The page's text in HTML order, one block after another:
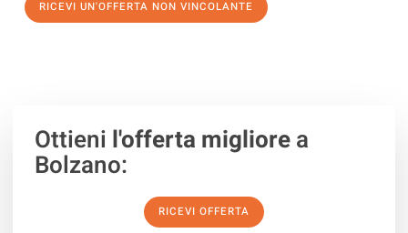
RICEVI UN'OFFERTA NON VINCOLANTE
Ottieni l'offerta migliorea
Bolzano:
RICEVI OFFERTA